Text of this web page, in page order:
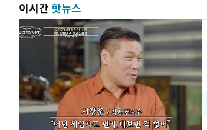
이시간핫뉴스